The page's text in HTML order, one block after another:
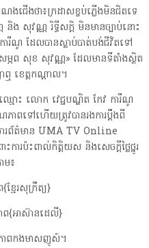
ជើងថា៖ក្រដាសខ្ចប់ភ្លើងមិនជិតទេ
ង សុវណ្ណ រិទ្ធីសក្ដិ មិនមានច្បាប់នោះ
ារីណូ ដែលបានស្លាប់បាត់បង់ជីវិតទៅ
ម្ភព សុខ សុវណ្ណ» ដែលមានទីតាំងស្ថិត
ខេត្តកណ្តាល។
មោះ លោក វេជ្ជបណ្ឌិត កែវ ការីណូ
ាពទៅហើយត្រូវបានរងការប្ដឹងពី
ព័ត៌មាន UMA TV Online
ារប៉ះពាល់កិត្តិយស និងសេចក្ដីថ្លៃថ្នូរ
ម៖
មែរសុក្រឹត្យ}
ព{អាស៊ានដេលី}
ាពកងមាសញូស៍។